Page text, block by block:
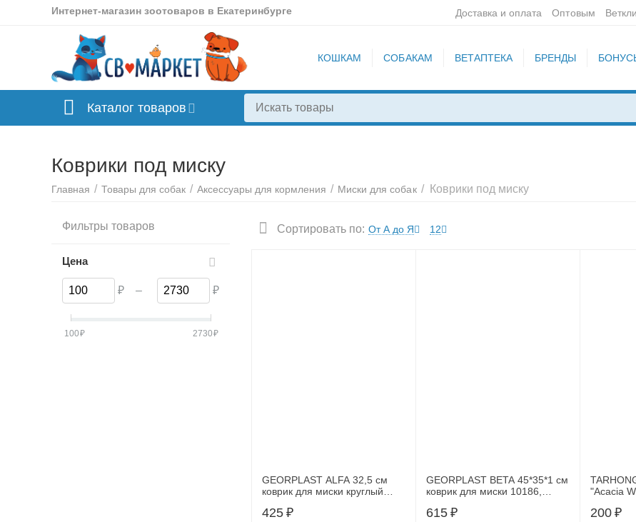
Интернет-магазин зоотоваров в Екатеринбурге Доставка и оплата Оптовым
КОШКАМ СОБАКАМ ВЕТАПТЕКА БРЕНДЫ
Каталог товаров
Коврики под миску
Главная / Товары для собак / Аксессуары для кормления / Миски для собак / Коврики под миску
Сортировать по: От А до Я 12
GEORPLAST ALFA 32,5 см
коврик для миски круглый
425 ₽
GEORPLAST BETA 45*35*1 см
коврик для миски 10186,
615 ₽
"Acacia
200 ₽
Фильтры товаров
Цена
₽ – ₽
100₽ 2730₽